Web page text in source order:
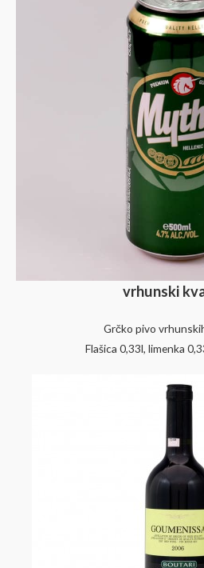
vrhunski
Grčko pivo
Flašica 0,33l, limenka